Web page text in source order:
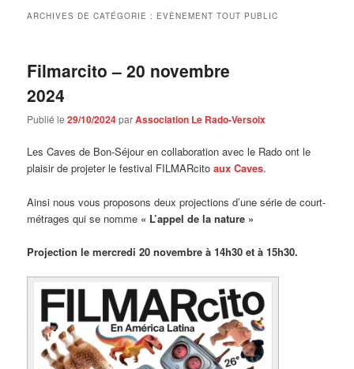
principal
secondaire
ARCHIVES DE CATÉGORIE : EVÈNEMENT TOUT PUBLIC
Filmarcito – 20 novembre
2024
Publié le29/10/2024parAssociation Le Rado-Versoix
Les Caves de Bon-Séjour en collaboration avec le Rado ont le
plaisir de projeter le festival FILMARcitoaux Caves.
Ainsi nous vous proposons deux projections d’une série de court-
métrages qui se nomme « L’appel de la nature »
Projection le mercredi 20 novembre à 14h30 et à 15h30.